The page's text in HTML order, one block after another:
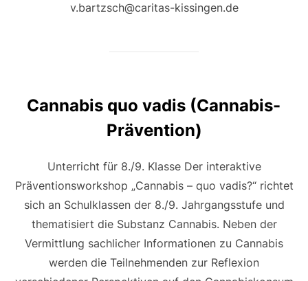
v.bartzsch@caritas-kissingen.de
Cannabis quo vadis (Cannabis-
Prävention)
Unterricht für 8./9. Klasse Der interaktive
Präventionsworkshop „Cannabis – quo vadis?“ richtet
sich an Schulklassen der 8./9. Jahrgangsstufe und
thematisiert die Substanz Cannabis. Neben der
Vermittlung sachlicher Informationen zu Cannabis
werden die Teilnehmenden zur Reflexion